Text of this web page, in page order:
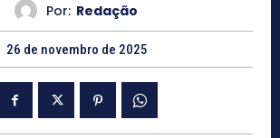
Por: Redação
26 de novembro de 2025